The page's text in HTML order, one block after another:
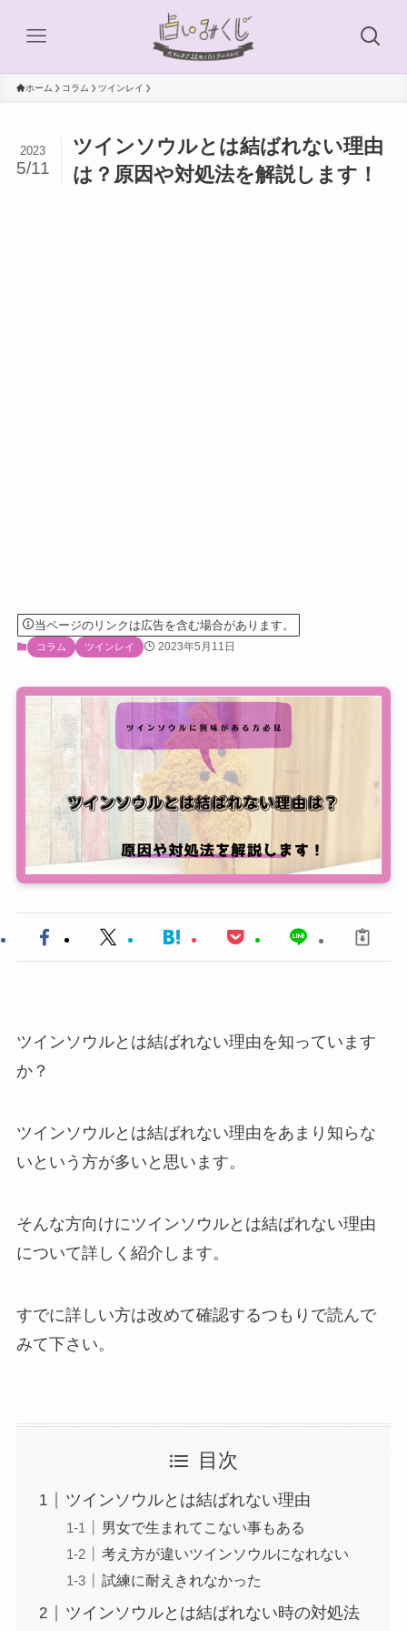
ホーム コラム ツインレイ
ツインソウルとは結ばれない理由
は？原因や対処法を解説します！
2023
5/11
当ページのリンクは広告を含む場合があります。
コラム ツインレイ 2023年5月11日
ツインソウルとは結ばれない理由を知っています
か？
ツインソウルとは結ばれない理由をあまり知らな
いという方が多いと思います。
そんな方向けにツインソウルとは結ばれない理由
について詳しく紹介します。
すでに詳しい方は改めて確認するつもりで読んで
みて下さい。
目次
ツインソウルとは結ばれない理由
男女で生まれてこない事もある
考え方が違いツインソウルになれない
試練に耐えきれなかった
ツインソウルとは結ばれない時の対処法